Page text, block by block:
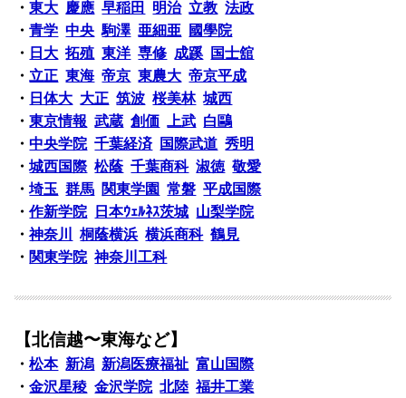
・東大 慶應 早稲田 明治 立教 法政
・青学 中央 駒澤 亜細亜
國學院
・ 日大 拓殖 東洋 専修 成蹊
国士舘
・ 立正 東海 帝京 東農大 帝京平成
・ 日体大 大正 筑波 桜美林 城西
・東京情報 武蔵 創価 上武 白鷗
・中央学院 千葉経済 国際武道 秀明
・城西国際 松蔭 千葉商科 淑徳 敬愛
・埼玉 群馬 関東学園 常磐 平成国際
・作新学院 日本ｳｪﾙﾈｽ茨城 山梨学院
・神奈川 桐蔭横浜 横浜商科 鶴見
・ 関東学院 神奈川工科
【北信越〜東海など】
・松本 新潟 新潟医療福祉 富山国際
・金沢星稜 金沢学院 北陸 福井工業